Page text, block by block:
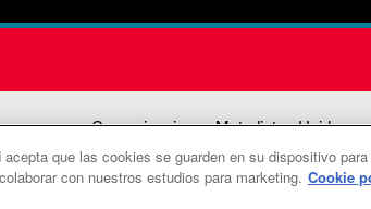
Comunicaciones Metodistas Unidas
©2026 Comunicaciones Metodistas
que las cookies se guarden en su dispositivo
con nuestros estudios para marketing. Cookie